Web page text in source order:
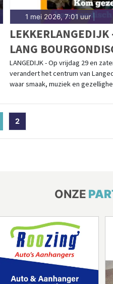
1 mei 2026, 7:01 uur|
LEKKERLANGEDIJK
LANG
LANGEDIJK - Op vrijdag 29 en
verandert het centrum van
waar smaak, muziek en
(current)
2
ONZE